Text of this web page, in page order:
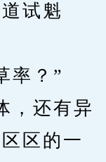
试魁
？”
还有异
区的一